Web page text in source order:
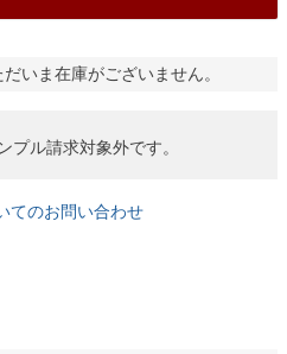
いま在庫がございません。
プル請求対象外です。
てのお問い合わせ